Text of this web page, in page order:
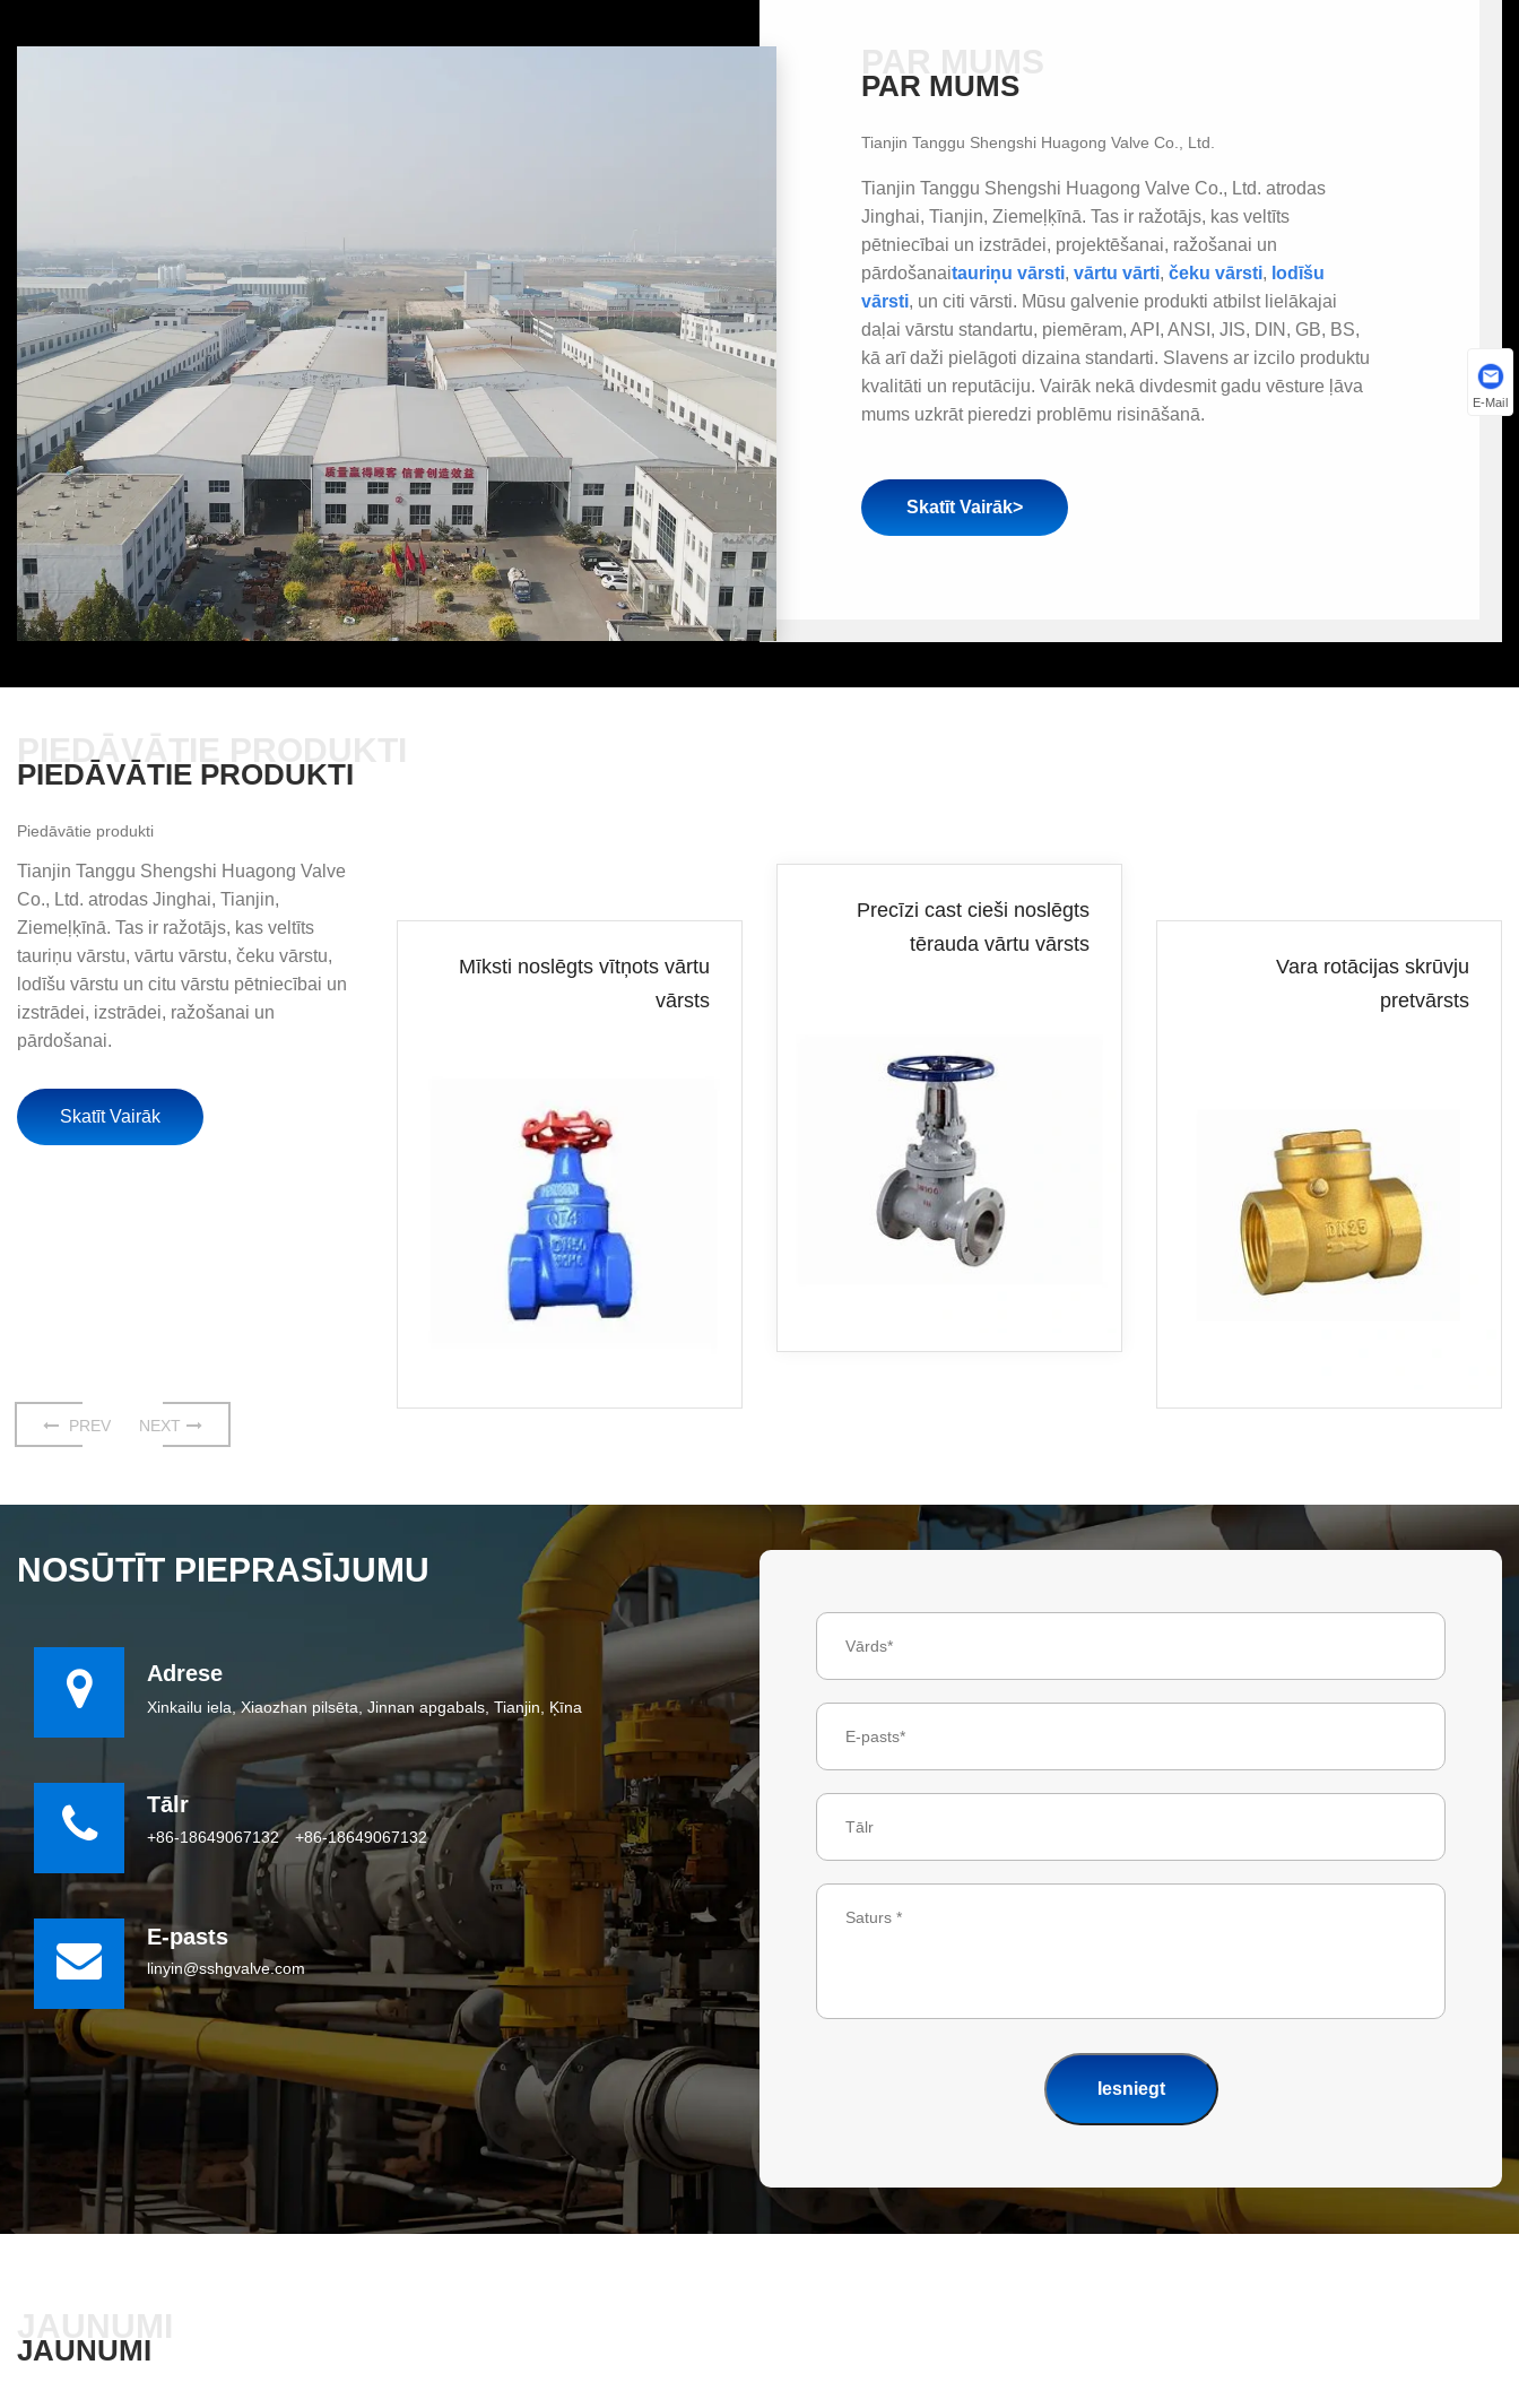
PAR MUMS
Tianjin Tanggu Shengshi Huagong Valve Co., Ltd.
Tianjin Tanggu Shengshi Huagong Valve Co., Ltd. atrodas
Jinghai, Tianjin, Ziemeļķīnā. Tas ir ražotājs, kas veltīts
pētniecībai un izstrādei, projektēšanai, ražošanai un
pārdošanaitauriņu vārsti, vārtu vārti, čeku vārsti, lodīšu
vārsti, un citi vārsti. Mūsu galvenie produkti atbilst lielākajai
daļai vārstu standartu, piemēram, API, ANSI, JIS, DIN, GB, BS,
kā arī daži pielāgoti dizaina standarti. Slavens ar izcilo produktu
kvalitāti un reputāciju. Vairāk nekā divdesmit gadu vēsture ļāva
mums uzkrāt pieredzi problēmu risināšanā.
Skatīt Vairāk>
PIEDĀVĀTIE PRODUKTI
PIEDĀVĀTIE PRODUKTI
Piedāvātie produkti
Tianjin Tanggu Shengshi Huagong Valve
Co., Ltd. atrodas Jinghai, Tianjin,
Ziemeļķīnā. Tas ir ražotājs, kas veltīts
tauriņu vārstu, vārtu vārstu, čeku vārstu,
lodīšu vārstu un citu vārstu pētniecībai un
izstrādei, izstrādei, ražošanai un
pārdošanai.
Skatīt Vairāk
LT rokasgrāmata mīksto
blīvējuma tauriņa vārsts ar
Mīksti noslēgts vītņots vārtu
vārsts
Precīzi cast cieši noslēgts
tērauda vārtu vārsts
Vara rotācijas skrūvju
pretvārsts
PREV NEXT
NOSŪTĪT PIEPRASĪJUMU
Adrese
Xinkailu iela, Xiaozhan pilsēta, Jinnan apgabals, Tianjin, Ķīna
Tālr
+86-18649067132 +86-18649067132
E-pasts
linyin@sshgvalve.com
Iesniegt
JAUNUMI
E-Mail